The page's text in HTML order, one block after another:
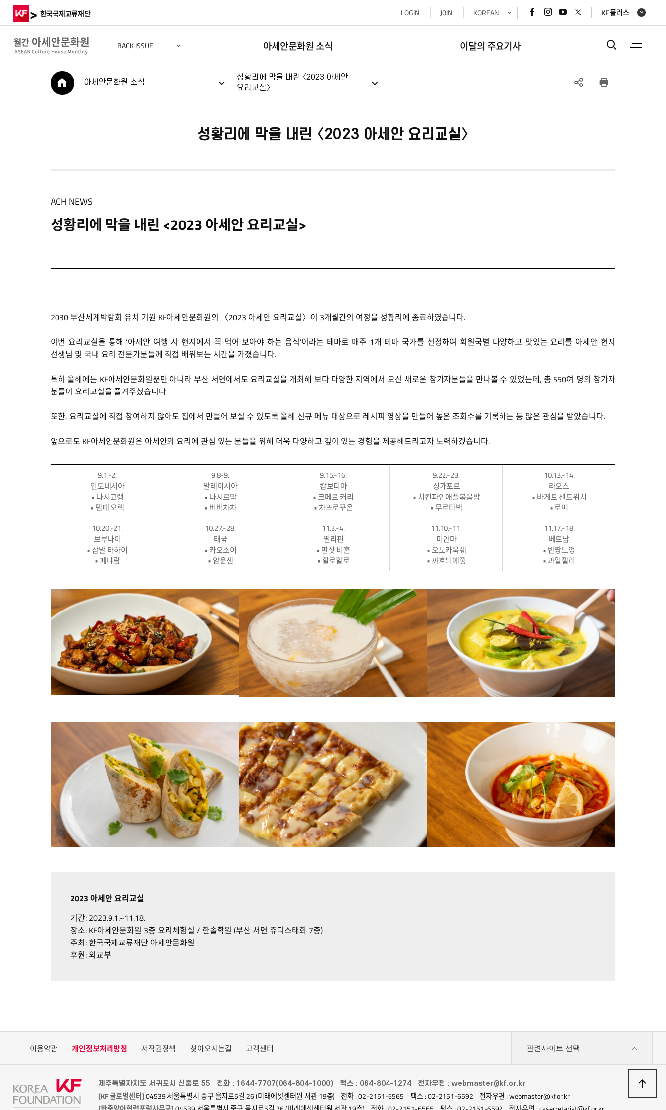
> 한국국제교류재단
BACK ISSUE
LOGIN JOIN KOREAN 페이스북
바로가기
인스타그램
바로가기
유튜브
바로가기
x(트위터)
바로가기
KF 플러스
아세안문화원 소식 이달의 주요기사 통합검
HOME
아세안문화원 소식
성황리에 막을 내린 〈2023 아세안
요리교실〉
SNS
성황리에 막을 내린 〈2023 아세안 요리교실〉
ACH NEWS
성황리에 막을 내린 <2023 아세안 요리교실>
2030 부산세계박람회 유치 기원 KF아세안문화원의 〈2023 아세안 요리교실〉이 3개월간의 여정을 성황리에 종료하였습니다.
이번 요리교실을 통해 ‘아세안 여행 시 현지에서 꼭 먹어 보아야 하는 음식’이라는 테마로 매주 1개 테마 국가를 선정하여 회원국별 다양하고 맛있는 요리를 아세안 현지
선생님 및 국내 요리 전문가분들께 직접 배워보는 시간을 가졌습니다.
특히 올해에는 KF아세안문화원뿐만 아니라 부산 서면에서도 요리교실을 개최해 보다 다양한 지역에서 오신 새로운 참가자분들을 만나볼 수 있었는데, 총 550여 명의 참가자
분들이 요리교실을 즐겨주셨습니다.
또한, 요리교실에 직접 참여하지 않아도 집에서 만들어 보실 수 있도록 올해 신규 메뉴 대상으로 레시피 영상을 만들어 높은 조회수를 기록하는 등 많은 관심을 받았습니다.
앞으로도 KF아세안문화원은 아세안의 요리에 관심 있는 분들을 위해 더욱 다양하고 깊이 있는 경험을 제공해드리고자 노력하겠습니다.
9.1.-2.
인도네시아
• 나시고랭
• 템페 오렉
9.8-9.
말레이시아
• 나시르막
• 버버차차
9.15.-16.
캄보디아
• 크메르 커리
• 차뜨로꾸온
9.22.-23.
싱가포르
• 치킨파인애플볶음밥
• 무르타박
10.13.-14.
라오스
• 바게트 샌드위치
• 로띠
10.20.-21.
브루나이
• 삼발 타하이
• 페냐람
10.27.-28.
태국
• 카오소이
• 얌운센
11.3.-4.
필리핀
• 판싯 비혼
• 할로할로
11.10.-11.
미얀마
• 오노카욱쉐
• 까흐늬에낑
11.17.-18.
베트남
• 반짱느엉
• 과일젤리
2023 아세안 요리교실
기간: 2023.9.1.~11.18.
장소: KF아세안문화원 3층 요리체험실 / 한솔학원 (부산 서면 쥬디스태화 7층)
주최: 한국국제교류재단 아세안문화원
후원: 외교부
이용약관 개인정보처리방침 저작권정책 찾아오시는길 고객센터 관련사이트 선택
제주특별자치도 서귀포시 신중로 55 전화 : 1644-7707(064-804-1000) 팩스 : 064-804-1274 전자우편 : webmaster@kf.or.kr
[KF 글로벌센터]04539 서울특별시 중구 을지로5길 26 (미래에셋센터원 서관 19층) 전화 : 02-2151-6565 팩스 : 02-2151-6592
전자우편 : webmaster@kf.or.kr